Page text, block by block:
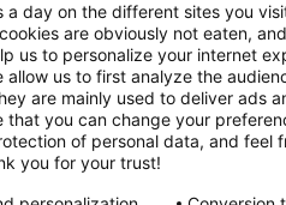
a day on the different sites you
are obviously not eaten,
us to personalize your internet
us to first analyze the
are mainly used to deliver ads
you can change your
of personal data, and feel
you for your trust!